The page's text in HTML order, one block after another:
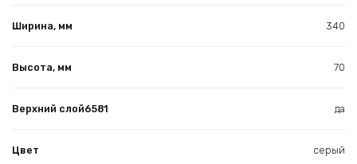
Ширина, мм 340
Высота, мм 70
Верхний слой6581 да
Цвет серый